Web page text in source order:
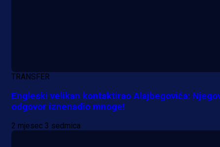
TRANSFER
Engleski velikan kontaktirao Alajbegovića:
odgovor iznenadio mnoge!
2 mjesec 3 sedmica